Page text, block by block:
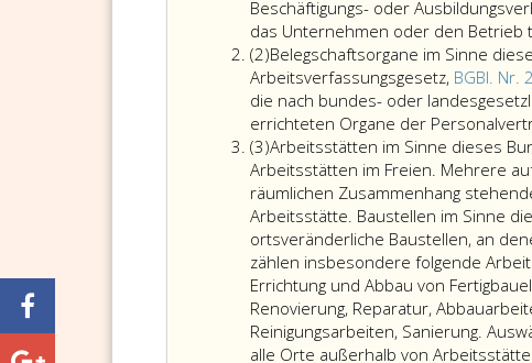
Beschäftigungs- oder
das Unternehmen oder den Betrieb
(2)Absatz
2
Belegschaftsorgane im Sinne
Arbeitsverfassungsgesetz, BGBl. Nr.
die nach bundes- oder
errichteten Organe der
(3)Absatz
3
Arbeitsstätten im Sinne dieses
Arbeitsstätten im Freien. Mehrere
räumlichen Zusammenhang
Arbeitsstätte. Baustellen im Sinne
ortsveränderliche Baustellen, an
zählen insbesondere folgende
Errichtung und Abbau von
Renovierung, Reparatur,
Reinigungsarbeiten, Sanierung.
alle Orte außerhalb von